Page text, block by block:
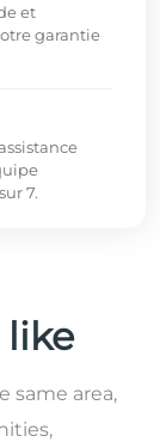
et
garantie
7.
same area,